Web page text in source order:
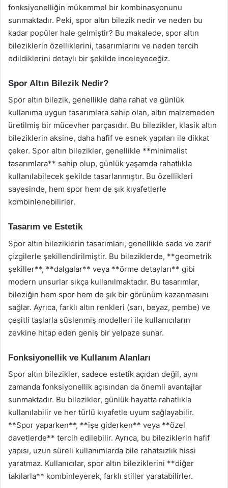
fonksiyonelliğin mükemmel bir kombinasyonunu
sunmaktadır. Peki, spor altın bilezik nedir ve neden bu
kadar popüler hale gelmiştir? Bu makalede, spor altın
bileziklerin özelliklerini, tasarımlarını ve neden tercih
edildiklerini detaylı bir şekilde inceleyeceğiz.
Spor Altın Bilezik Nedir?
Spor altın bilezik, genellikle daha rahat ve günlük
kullanıma uygun tasarımlara sahip olan, altın malzemeden
üretilmiş bir mücevher parçasıdır. Bu bilezikler, klasik altın
bileziklerin aksine, daha hafif ve esnek yapıları ile dikkat
çeker. Spor altın bilezikler, genellikle **minimalist
tasarımlara** sahip olup, günlük yaşamda rahatlıkla
kullanılabilecek şekilde tasarlanmıştır. Bu özellikleri
sayesinde, hem spor hem de şık kıyafetlerle
kombinlenebilirler.
Tasarım ve Estetik
Spor altın bileziklerin tasarımları, genellikle sade ve zarif
çizgilerle şekillendirilmiştir. Bu bileziklerde, **geometrik
şekiller**, **dalgalar** veya **örme detayları** gibi
modern unsurlar sıkça kullanılmaktadır. Bu tasarımlar,
bileziğin hem spor hem de şık bir görünüm kazanmasını
sağlar. Ayrıca, farklı altın renkleri (sarı, beyaz, pembe) ve
çeşitli taşlarla süslenmiş modelleri ile kullanıcıların
zevkine hitap eden geniş bir yelpaze sunar.
Fonksiyonellik ve Kullanım Alanları
Spor altın bilezikler, sadece estetik açıdan değil, aynı
zamanda fonksiyonellik açısından da önemli avantajlar
sunmaktadır. Bu bilezikler, günlük hayatta rahatlıkla
kullanılabilir ve her türlü kıyafetle uyum sağlayabilir.
**Spor yaparken**, **işe giderken** veya **özel
davetlerde** tercih edilebilir. Ayrıca, bu bileziklerin hafif
yapısı, uzun süreli kullanımlarda bile rahatsızlık hissi
yaratmaz. Kullanıcılar, spor altın bileziklerini **diğer
takılarla** kombinleyerek, farklı stiller yaratabilirler.